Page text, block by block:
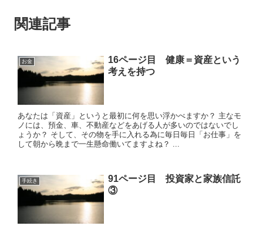
関連記事
お金
16ページ目 健康＝資産という
考えを持つ
あなたは「資産」というと最初に何を思い浮かべますか？ 主なモ
ノには、預金、車、不動産などをあげる人が多いのではないでし
ょうか？ そして、その物を手に入れる為に毎日毎日「お仕事」を
して朝から晩まで一生懸命働いてますよね？ ...
手続き
91ページ目 投資家と家族信託
③